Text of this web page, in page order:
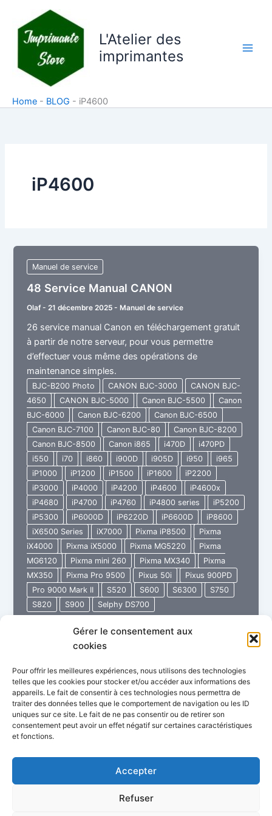
Gérer le consentement aux
cookies
Pour offrir les meilleures expériences, nous utilisons des technologies
telles que les cookies pour stocker et/ou accéder aux informations des
appareils. Le fait de consentir à ces technologies nous permettra de
traiter des données telles que le comportement de navigation ou les ID
uniques sur ce site. Le fait de ne pas consentir ou de retirer son
consentement peut avoir un effet négatif sur certaines caractéristiques
et fonctions.
Accepter
Refuser
contenu
L'Atelier des
imprimantes
Home - BLOG - iP4600
iP4600
Manuel de service
48 Service Manual CANON
Olaf-21 décembre 2025- Manuel de service
26 service manual Canon en téléchargement gratuit
à partir de notre serveur, pour vous permettre
d’effectuer vous même des opérations de
maintenance simples.
BJC-B200 Photo CANON BJC-3000
CANON BJC-
4650
CANON BJC-5000 Canon BJC-5500
Canon
BJC-6000
Canon BJC-6200
Canon BJC-6500
Canon BJC-7100
Canon BJC-80
Canon BJC-8200
Canon BJC-8500
Canon i865 i470D
i470PD
i550
i70 i860 i900D i905D i950
i965
iP1000
iP1200 iP1500 iP1600
iP2200
iP3000
iP4000 iP4200 iP4600
iP4600x
iP4680
iP4700 iP4760 iP4800 series
iP5200
iP5300
iP6000D iP6220D iP6600D
iP8600
iX6500 Series
iX7000 Pixma iP8500
Pixma
iX4000
Pixma iX5000 Pixma MG5220
Pixma
MG6120
Pixma mini 260 Pixma MX340
Pixma
MX350
Pixma Pro 9500 Pixus 50i
Pixus 900PD
Pro 9000 Mark II
S520 S600 S6300
S750
S820
S900 Selphy DS700
CANON
Lire l’article »
Garantie Imprimante Store
FAQ : Questions fréquentes